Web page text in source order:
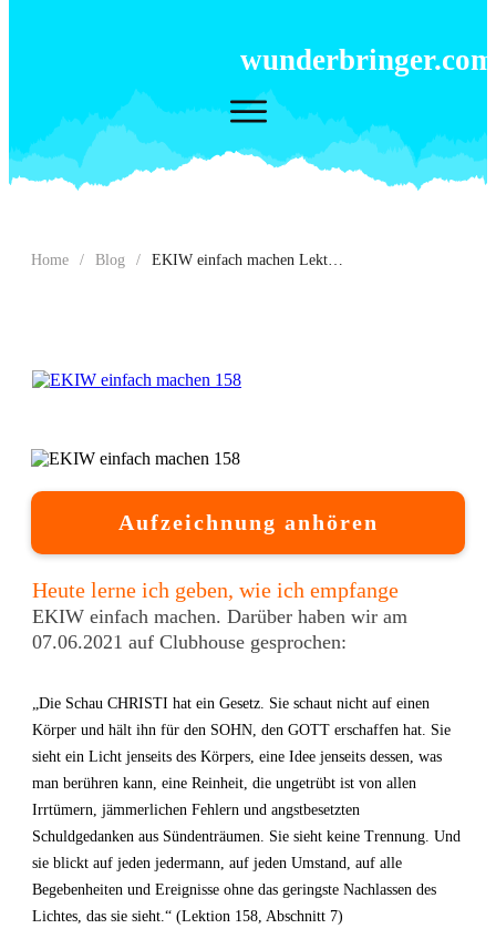
wunderbringer.com
Home / Blog / EKIW einfach machen Lektion 158
Aufzeichnung anhören
Heute lerne ich geben, wie ich empfange
EKIW einfach machen. Darüber haben wir am
07.06.2021 auf Clubhouse gesprochen:
„Die Schau CHRISTI hat ein Gesetz. Sie schaut nicht auf einen
Körper und hält ihn für den SOHN, den GOTT erschaffen hat. Sie
sieht ein Licht jenseits des Körpers, eine Idee jenseits dessen, was
man berühren kann, eine Reinheit, die ungetrübt ist von allen
Irrtümern, jämmerlichen Fehlern und angstbesetzten
Schuldgedanken aus Sündenträumen. Sie sieht keine Trennung. Und
sie blickt auf jeden jedermann, auf jeden Umstand, auf alle
Begebenheiten und Ereignisse ohne das geringste Nachlassen des
Lichtes, das sie sieht.“ (Lektion 158, Abschnitt 7)